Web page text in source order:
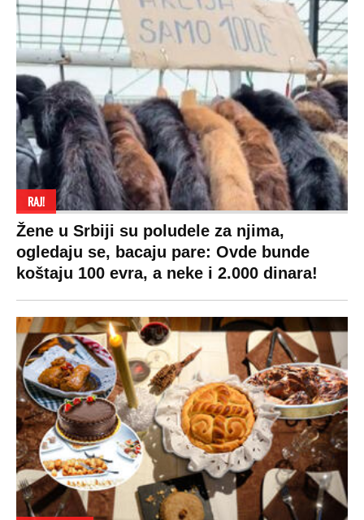
VESTI
Politika
Društvo
Hronika
Ekonomija
Beograd
Zasadi drvo
Kosovo
Sudbine
SHOWBIZ
Rijaliti
Zvezde
Holivud
Kviz
SPORT
Fudbal
Košarka
Tenis
Ostali sportovi
Navijači
Showtime
VIRALNO
Bizar
Svaštara
Tiktok
LIFESTYLE
Život
Stil
Zdravlje
Hi-Tech
Kultura
SVET
Planeta
Globalno zagrevanje
Hrvatska
BiH
Crna Gora
Makedonija
Auto
MONDO INC.
Impressum
Kontakt
Politika o kolačićima
Uslovi korišćenja
Politika privatnosti
Privacy policy
Terms of service
Prijatelji sajta
Pratite nas na: